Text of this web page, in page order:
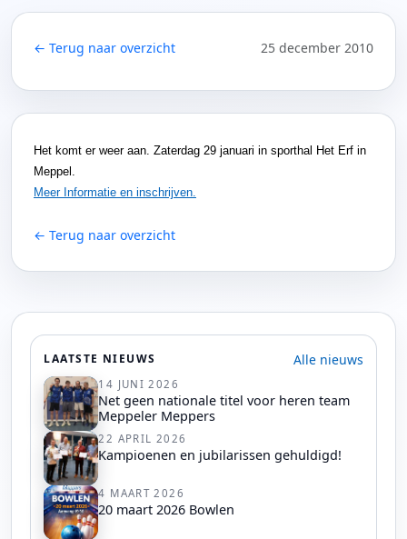
← Terug naar overzicht 25 december 2010
Het komt er weer aan. Zaterdag 29 januari in sporthal Het Erf in
Meppel.
Meer Informatie en inschrijven.
← Terug naar overzicht
LAATSTE NIEUWS Alle nieuws
14 JUNI 2026
Net geen nationale titel voor heren team
Meppeler Meppers
22 APRIL 2026
Kampioenen en jubilarissen gehuldigd!
4 MAART 2026
20 maart 2026 Bowlen